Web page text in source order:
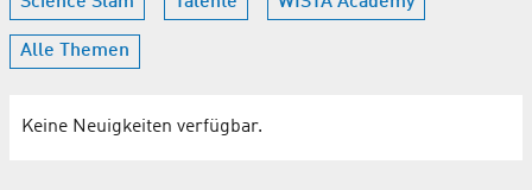
Alle Themen
Keine Neuigkeiten verfügbar.